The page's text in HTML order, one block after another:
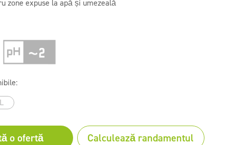
zone expuse la apă și umezeală
o ofertă Calculează randamentul